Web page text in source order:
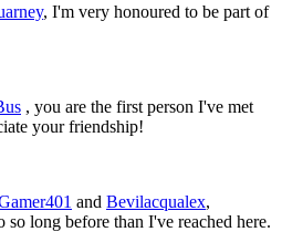
, I'm very honoured to be part of
, you are the first person I've met
your friendship!
and Bevilacqualex,
so long before than I've reached here.